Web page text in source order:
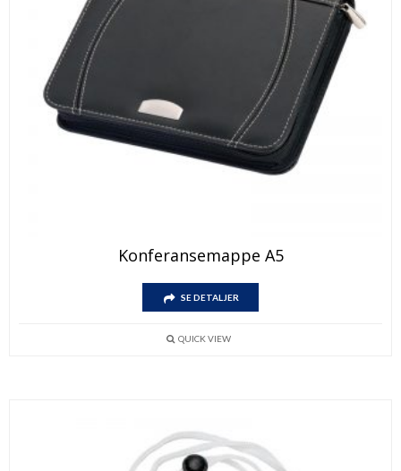
Konferansemappe A5
SE DETALJER
QUICK VIEW